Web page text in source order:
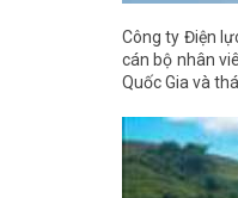
Công ty Điện
cán bộ nhân
Quốc Gia và